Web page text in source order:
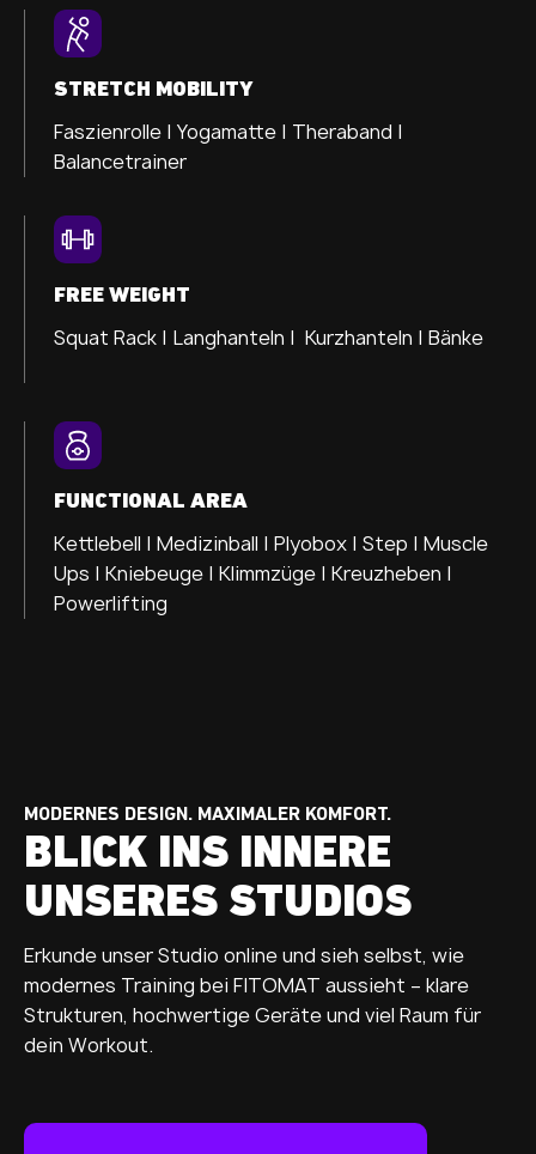
STRETCH MOBILITY
Faszienrolle | Yogamatte | Theraband |
Balancetrainer
FREE WEIGHT
Squat Rack | Langhanteln | Kurzhanteln | Bänke
FUNCTIONAL AREA
Kettlebell | Medizinball | Plyobox | Step | Muscle
Ups | Kniebeuge | Klimmzüge | Kreuzheben |
Powerlifting
MODERNES DESIGN. MAXIMALER KOMFORT.
BLICK INS INNERE
UNSERES STUDIOS
Erkunde unser Studio online und sieh selbst, wie
modernes Training bei FITOMAT aussieht – klare
Strukturen, hochwertige Geräte und viel Raum für
dein Workout.